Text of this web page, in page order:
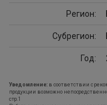
Регион:
Субрегион:
Год:
Уведомление: в соответствии с
продукции возможно
стр.1